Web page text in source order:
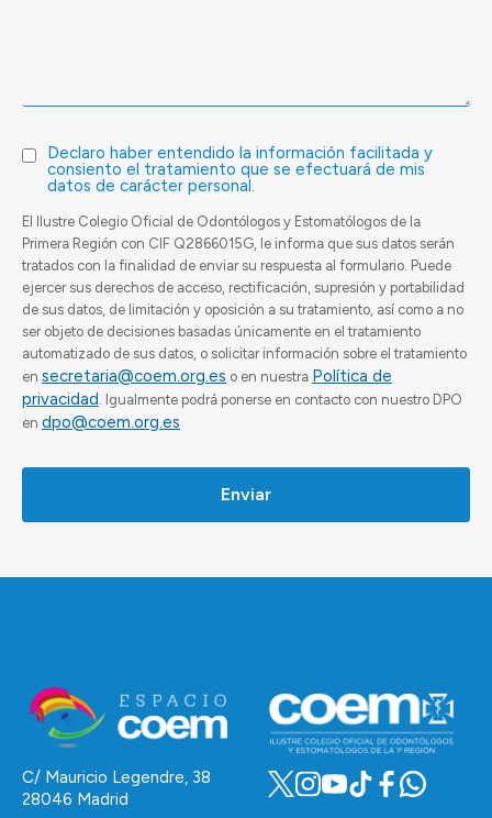
Declaro haber entendido la información facilitada y
consiento el tratamiento que se efectuará de mis
datos de carácter personal.
El Ilustre Colegio Oficial de Odontólogos y Estomatólogos de la
Primera Región con CIF Q2866015G, le informa que sus datos serán
tratados con la finalidad de enviar su respuesta al formulario. Puede
ejercer sus derechos de acceso, rectificación, supresión y portabilidad
de sus datos, de limitación y oposición a su tratamiento, así como a no
ser objeto de decisiones basadas únicamente en el tratamiento
automatizado de sus datos, o solicitar información sobre el tratamiento
en secretaria@coem.org.es o en nuestra Política de
privacidad . Igualmente podrá ponerse en contacto con nuestro DPO
en dpo@coem.org.es
Enviar
C/ Mauricio Legendre, 38
28046 Madrid